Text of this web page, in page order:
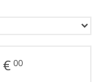
€ 00